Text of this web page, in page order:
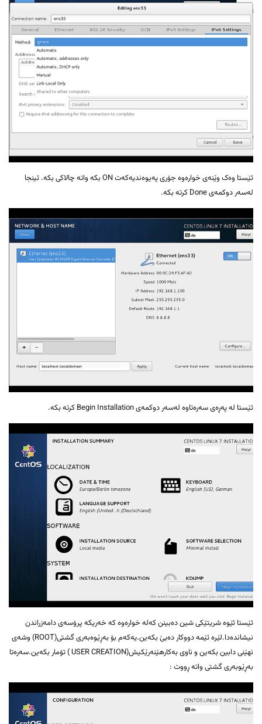
ئێستا وەک وێنەی خوارەوە جۆری پەیوەندیەکەت ON بکە واتە چالاکی بکە. ئینجا
لەسەر دوکمەی Done کرتە بکە.
ئێستا لە پەڕەی سەرەتاوە لەسەر دوکمەی Begin Installation کرتە بکە.
ئێستا ئێوە شریتێکی شین دەبینن کەلە خوارەوە کە خەریکە پرۆسەی دامەزراندن
نیشاندەدا.لێرە ئێمە دووکار دەبێ بکەین.یەکەم بۆ بەڕێوەبەری گشتی(ROOT) وشەی
نهێنی دابین بکەین و ناوی بەکارهێنەرێکیش(USER CREATION ) تۆمار بکەین.سەرەتا
بەڕێوبەری گشتی واتە ڕووت :